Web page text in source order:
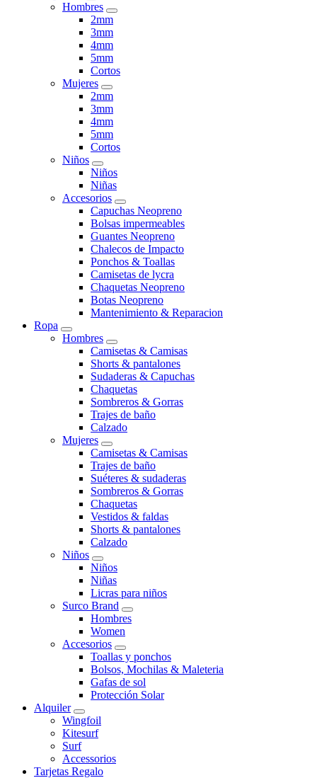
Hombres
2mm
3mm
4mm
5mm
Cortos
Mujeres
2mm
3mm
4mm
5mm
Cortos
Niños
Niños
Niñas
Accesorios
Capuchas Neopreno
Bolsas impermeables
Guantes Neopreno
Chalecos de Impacto
Ponchos & Toallas
Camisetas de lycra
Chaquetas Neopreno
Botas Neopreno
Mantenimiento & Reparacion
Ropa
Hombres
Camisetas & Camisas
Shorts & pantalones
Sudaderas & Capuchas
Chaquetas
Sombreros & Gorras
Trajes de baño
Calzado
Mujeres
Camisetas & Camisas
Trajes de baño
Suéteres & sudaderas
Sombreros & Gorras
Chaquetas
Vestidos & faldas
Shorts & pantalones
Calzado
Niños
Niños
Niñas
Licras para niños
Surco Brand
Hombres
Women
Accesorios
Toallas y ponchos
Bolsos, Mochilas & Maleteria
Gafas de sol
Protección Solar
Alquiler
Wingfoil
Kitesurf
Surf
Accessorios
Tarjetas Regalo